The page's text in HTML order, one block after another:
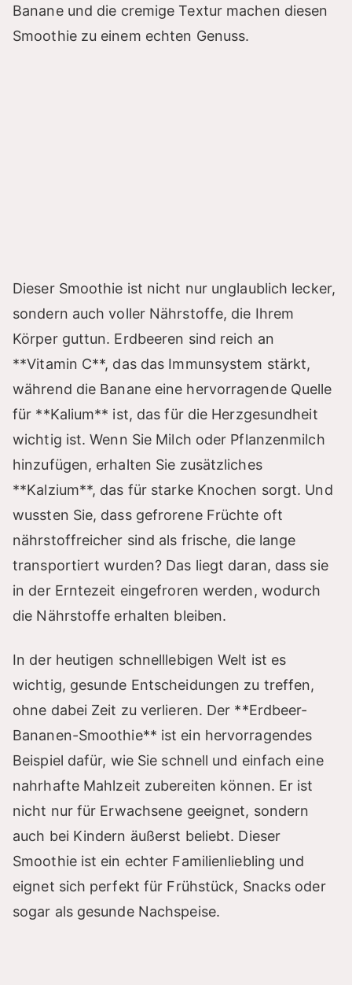
Banane und die cremige Textur machen diesen
Smoothie zu einem echten Genuss.
Dieser Smoothie ist nicht nur unglaublich lecker,
sondern auch voller Nährstoffe, die Ihrem
Körper guttun. Erdbeeren sind reich an
**Vitamin C**, das das Immunsystem stärkt,
während die Banane eine hervorragende Quelle
für **Kalium** ist, das für die Herzgesundheit
wichtig ist. Wenn Sie Milch oder Pflanzenmilch
hinzufügen, erhalten Sie zusätzliches
**Kalzium**, das für starke Knochen sorgt. Und
wussten Sie, dass gefrorene Früchte oft
nährstoffreicher sind als frische, die lange
transportiert wurden? Das liegt daran, dass sie
in der Erntezeit eingefroren werden, wodurch
die Nährstoffe erhalten bleiben.
In der heutigen schnelllebigen Welt ist es
wichtig, gesunde Entscheidungen zu treffen,
ohne dabei Zeit zu verlieren. Der **Erdbeer-
Bananen-Smoothie** ist ein hervorragendes
Beispiel dafür, wie Sie schnell und einfach eine
nahrhafte Mahlzeit zubereiten können. Er ist
nicht nur für Erwachsene geeignet, sondern
auch bei Kindern äußerst beliebt. Dieser
Smoothie ist ein echter Familienliebling und
eignet sich perfekt für Frühstück, Snacks oder
sogar als gesunde Nachspeise.